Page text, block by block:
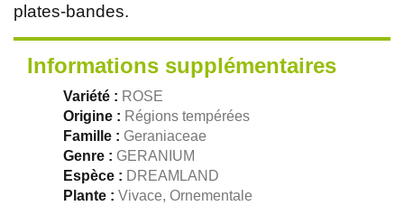
plates-bandes.
Informations supplémentaires
Variété : ROSE
Origine : Régions tempérées
Famille : Geraniaceae
Genre : GERANIUM
Espèce : DREAMLAND
Plante : Vivace, Ornementale